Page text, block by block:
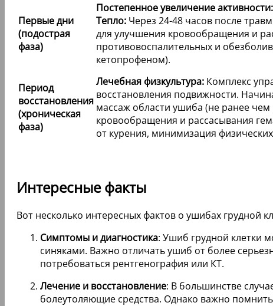
Первые дни
(подострая
фаза)
Постепенное увеличение активности:
Тепло: Через 24-48 часов после
для улучшения кровообращения и
противовоспалительных и
кетопрофеном).
Период
восстановления
(хроническая
фаза)
Лечебная физкультура: Комплекс
восстановления подвижности.
массаж области ушиба (не ранее
кровообращения и рассасывания
от курения, минимизация
Интересные факты
Вот несколько интересных фактов о ушибах грудной
Симптомы и диагностика: Ушиб грудной клетки
синяками. Важно отличать ушиб от более
потребоваться рентгенография или КТ.
Лечение и восстановление: В большинстве
болеутоляющие средства. Однако важно